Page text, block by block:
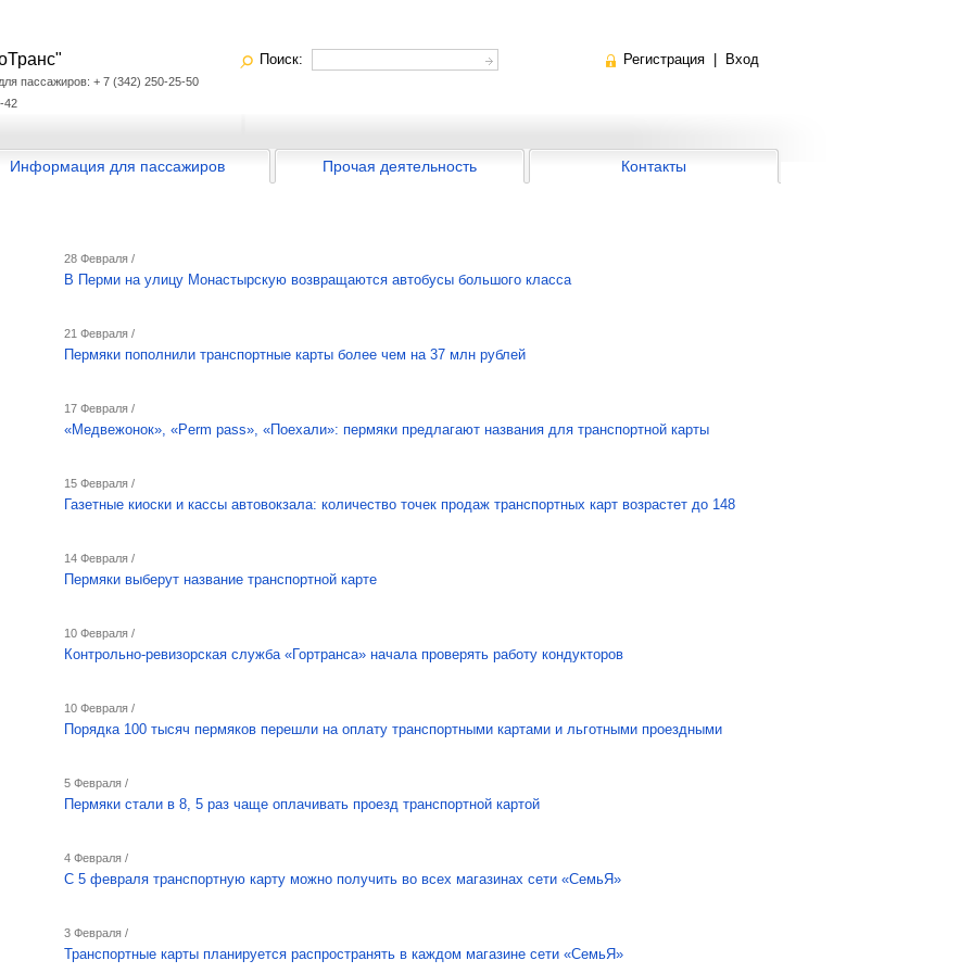
пассажиров: + 7 (342) 250-25-50
42
Поиск: Регистрация Вход
Информация для пассажиров Прочая деятельность Контакты
28 Февраля /
В Перми на улицу Монастырскую возвращаются автобусы большого класса
21 Февраля /
Пермяки пополнили транспортные карты более чем на 37 млн рублей
17 Февраля /
«Медвежонок», «Perm pass», «Поехали»: пермяки предлагают названия для транспортной карты
15 Февраля /
Газетные киоски и кассы автовокзала: количество точек продаж транспортных карт возрастет до 148
14 Февраля /
Пермяки выберут название транспортной карте
10 Февраля /
Контрольно-ревизорская служба «Гортранса» начала проверять работу кондукторов
10 Февраля /
Порядка 100 тысяч пермяков перешли на оплату транспортными картами и льготными проездными
5 Февраля /
Пермяки стали в 8, 5 раз чаще оплачивать проезд транспортной картой
4 Февраля /
С 5 февраля транспортную карту можно получить во всех магазинах сети «СемьЯ»
3 Февраля /
Транспортные карты планируется распространять в каждом магазине сети «СемьЯ»